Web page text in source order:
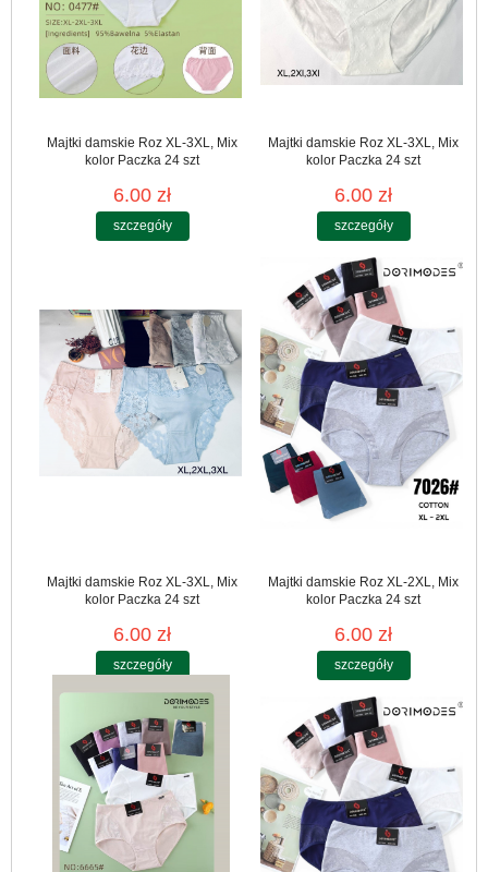
Majtki damskie Roz XL-3XL, Mix
kolor Paczka 24 szt
6.00 zł
szczegóły
Majtki damskie Roz XL-3XL, Mix
kolor Paczka 24 szt
6.00 zł
szczegóły
Majtki damskie Roz XL-3XL, Mix
kolor Paczka 24 szt
6.00 zł
szczegóły
Majtki damskie Roz XL-2XL, Mix
kolor Paczka 24 szt
6.00 zł
szczegóły